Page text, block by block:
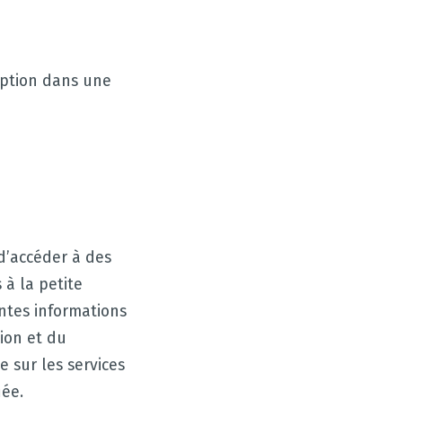
dans une
à des
à la petite
informations
et du
sur les services